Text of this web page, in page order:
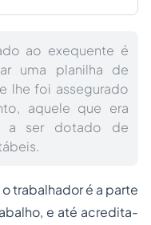
ao exequente é
uma planilha de
lhe foi assegurado
aquele que era
a ser dotado de
trabalhador é a parte
e até acredita-